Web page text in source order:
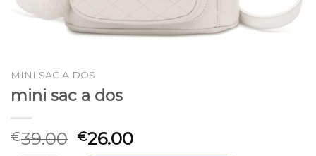
MINI SAC A DOS
mini sac a dos
€39.00 €26.00